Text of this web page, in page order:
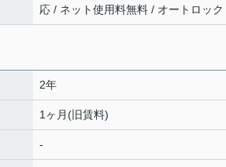
応 / ネット使用料無料 / オートロッ
2年
1ヶ月(旧賃料)
-